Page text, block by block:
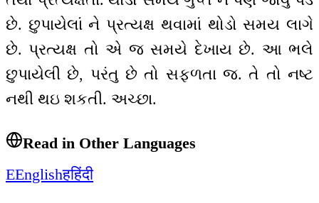
છે. છુપાયેલાં ને પ્રત્યક્ષ થવામાં થોડો સમય લાગે
છે. પ્રત્યક્ષ તો એ જ સમયે દેખાય છે. આ ભલે
છુપાયેલી છે, પરંતુ છે તો સફળતા જ. તે તો નષ્ટ
નથી થઇ શકતી. અચ્છા.
Read in Other Languages
EEnglishहहिंदी